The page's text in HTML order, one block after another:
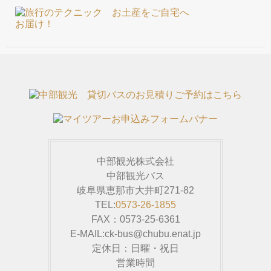
中部観光株式会社
中部観光バス
岐阜県恵那市大井町271-82
TEL:0573-26-1855
FAX：0573-25-6361
E-MAIL:ck-bus@chubu.enat.jp
定休日：日曜・祝日
営業時間